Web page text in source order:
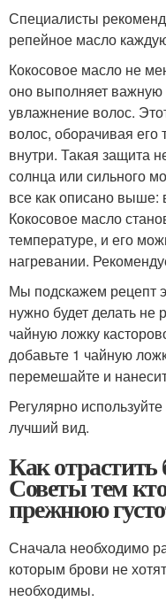
Специалисты
репейное масло
Кокосовое масло не
оно выполняет
увлажнение волос.
волос, оборачивая его
внутри. Такая защита
солнца или сильного
все как описано выше:
Кокосовое масло
температуре, и его
нагревании.
Мы подскажем рецепт
нужно будет делать не
чайную ложку
добавьте 1 чайную
перемешайте и
Регулярно
лучший вид.
Как отрастить
Советы тем
прежнюю
Сначала необходимо
которым брови не
необходимы.